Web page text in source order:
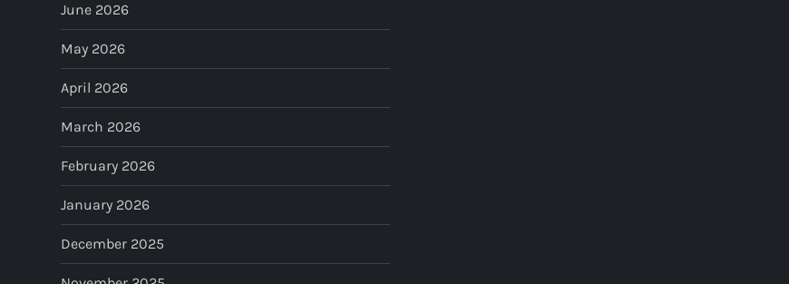
a
g
i
n
a
t
June 2026
May 2026
April 2026
March 2026
February 2026
January 2026
December 2025